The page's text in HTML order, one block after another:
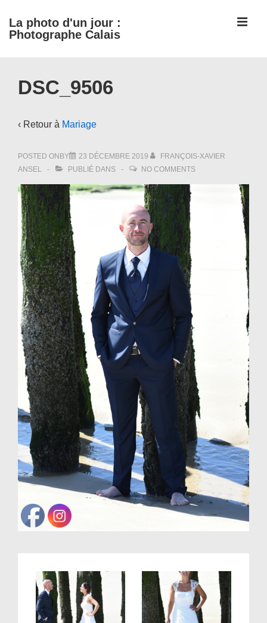
passer
au
La photo d'un jour :
Photographe Calais
Navigation
DSC_9506
‹ Retour à Mariage
POSTED ONBY 23 DÉCEMBRE 2019
FRANÇOIS-XAVIER
ANSEL
PUBLIÉ DANS NO COMMENTS